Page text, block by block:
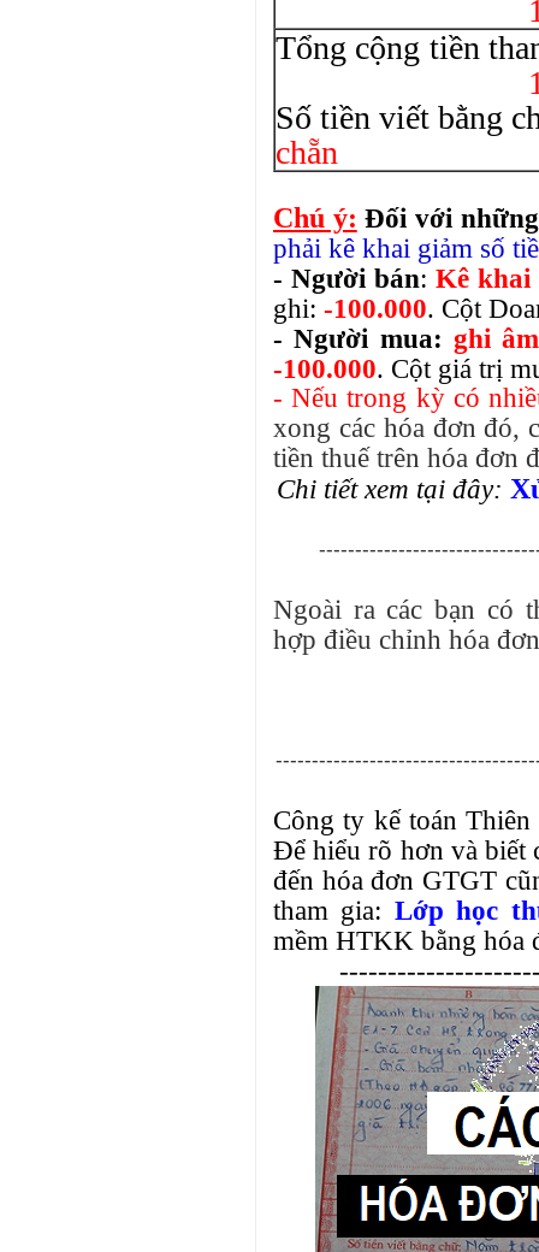
Tổng
Số tiền viết
chẵn
Chú ý: Đối với
phải kê khai giảm số
- Người bán:Kê khai
ghi: -100.000. Cột
- Người mua: ghi
-100.000. Cột giá trị
- Nếu trong kỳ có
xong các hóa đơn đó,
tiền thuế trên hóa đơn
Chi tiết xem tại đây:
Ngoài ra các bạn có
hợp điều chỉnh hóa
Công ty kế toán
Để hiểu rõ hơn và biết
đến hóa đơn GTGT
tham gia: Lớp học
mềm HTKK bằng hóa